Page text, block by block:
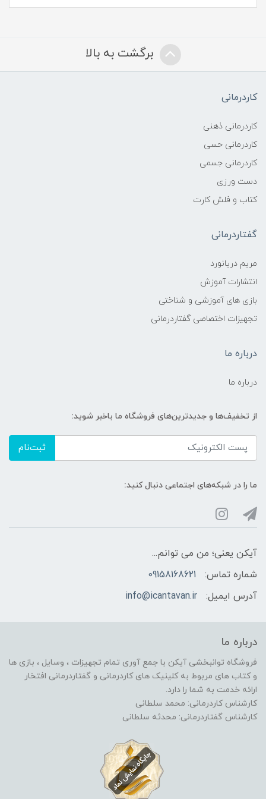
برگشت به بالا
کاردرمانی
کاردرمانی ذهنی
کاردرمانی حسی
کاردرمانی جسمی
دست ورزی
کتاب و فلش کارت
گفتاردرمانی
مریم دریانورد
انتشارات آموزش
بازی های آموزشی و شناختی
تجهیزات اختصاصی گفتاردرمانی
درباره ما
درباره ما
از تخفیف‌ها و جدیدترین‌های فروشگاه ما باخبر شوید:
ثبت‌نام
ما را در شبکه‌های اجتماعی دنبال کنید:
آیکن یعنی؛ من می توانم...
شماره تماس:
09158168621
آدرس ایمیل:
info@icantavan.ir
درباره ما
فروشگاه توانبخشی آیکن با جمع آوری تمام تجهیزات ، وسایل ، بازی ها
و کتاب های مربوط به کلینیک های کاردرمانی و گفتاردرمانی افتخار
ارائه خدمت به شما را دارد.
کارشناس کاردرمانی: محمد سلطانی
کارشناس گفتاردرمانی: محدثه سلطانی